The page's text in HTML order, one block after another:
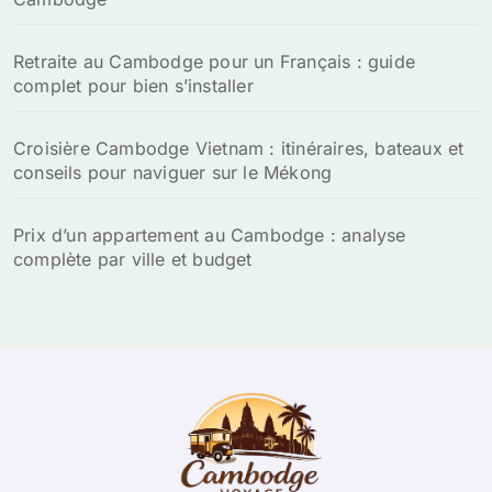
Retraite au Cambodge pour un Français : guide
complet pour bien s’installer
Croisière Cambodge Vietnam : itinéraires, bateaux et
conseils pour naviguer sur le Mékong
Prix d’un appartement au Cambodge : analyse
complète par ville et budget